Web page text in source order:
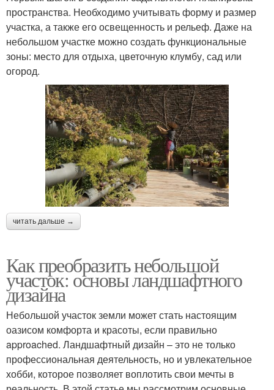
пространства. Необходимо учитывать форму и размер
участка, а также его освещенность и рельеф. Даже на
небольшом участке можно создать функциональные
зоны: место для отдыха, цветочную клумбу, сад или
огород.
читать дальше →
Как преобразить небольшой
участок: основы ландшафтного
дизайна
Небольшой участок земли может стать настоящим
оазисом комфорта и красоты, если правильно
approached. Ландшафтный дизайн – это не только
профессиональная деятельность, но и увлекательное
хобби, которое позволяет воплотить свои мечты в